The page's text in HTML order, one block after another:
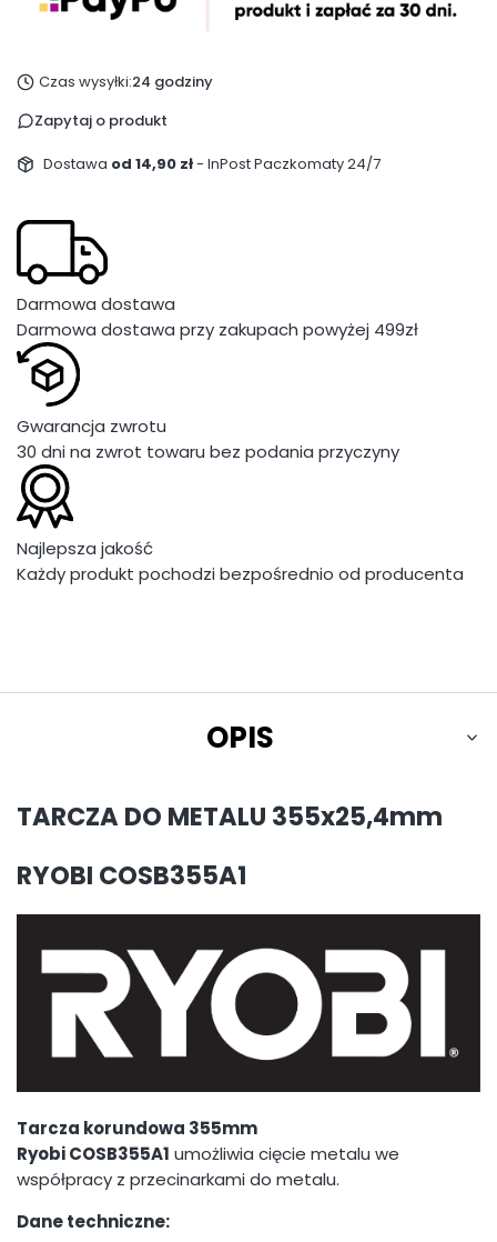
Czas wysyłki:24 godziny
Zapytaj o produkt
Dostawa od 14,90 zł- InPost Paczkomaty 24/7
Darmowa dostawa
Darmowa dostawa przy zakupach powyżej 499zł
Gwarancja zwrotu
30 dni na zwrot towaru bez podania przyczyny
Najlepsza jakość
Każdy produkt pochodzi bezpośrednio od producenta
OPIS
TARCZA DO METALU 355x25,4mm
RYOBI COSB355A1
Tarcza korundowa 355mm
Ryobi COSB355A1 umożliwia cięcie metalu we
współpracy z przecinarkami do metalu.
Dane techniczne: